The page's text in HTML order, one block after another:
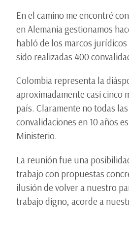
En el camino me encontré
en Alemania gestionamos
habló de los marcos
sido realizadas 400
Colombia representa la
aproximadamente casi cinco
país. Claramente no todas
convalidaciones en 10 años
Ministerio.
La reunión fue una
trabajo con propuestas
ilusión de volver a nuestro
trabajo digno, acorde a